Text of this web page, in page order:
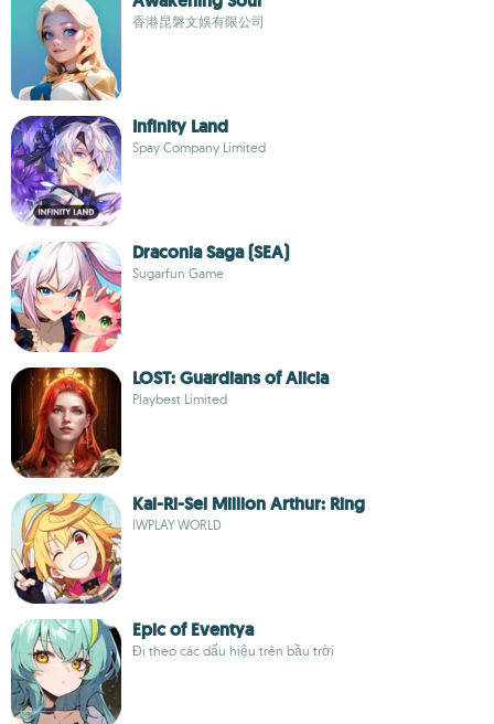
香港昆磐文娛有限公司
Infinity Land
Spay Company Limited
Draconia Saga (SEA)
Sugarfun Game
LOST: Guardians of Alicia
Playbest Limited
Kai-Ri-Sei Million Arthur: Ring
IWPLAY WORLD
Epic of Eventya
Đi theo các dấu hiệu trên bầu trời